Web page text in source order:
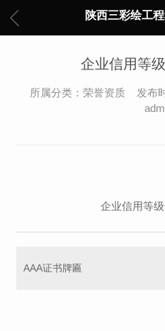
陕西三彩绘工
企业信用等
所属分类：荣誉资质 发布
企业信用等级
AAA证书牌匾